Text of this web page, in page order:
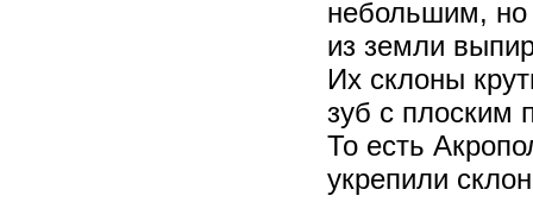
небольшим, но
из земли
Их склоны
зуб с плоским
То есть
укрепили